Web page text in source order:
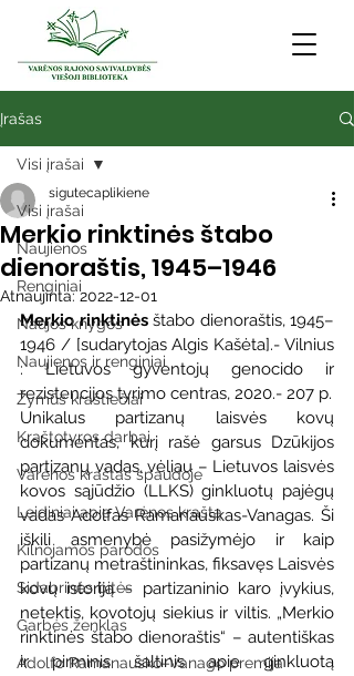
Įrašas
Visi įrašai
Naujienos
Renginiai
Naujos knygos
Naujienos ir renginiai
Žymūs kraštiečiai
Kraštotyros darbai
Varėnos kraštas spaudoje
Leidiniai apie Varėnos kraštą
Kilnojamos parodos
Sidabrinės bitės
Garbės ženklas
Adolfo Ramanausko–Vanago premija
Visi įrašai
Merkio rinktinės štabo
dienoraštis, 1945–1946
sigutecaplikiene
Atnaujinta:2022-12-01
Merkio rinktinės štabo dienoraštis, 1945–
1946 / [sudarytojas Algis Kašėta].- Vilnius
: Lietuvos gyventojų genocido ir
rezistencijos tyrimo centras, 2020.- 207 p.
Unikalus partizanų laisvės kovų
dokumentas, kurį rašė garsus Dzūkijos
partizanų vadas, vėliau – Lietuvos laisvės
kovos sąjūdžio (LLKS) ginkluotų pajėgų
vadas Adolfas Ramanauskas-Vanagas. Ši
iškili asmenybė pasižymėjo ir kaip
partizanų metraštininkas, fiksavęs Laisvės
kovų istoriją – partizaninio karo įvykius,
netektis, kovotojų siekius ir viltis. „Merkio
rinktinės štabo dienoraštis“ – autentiškas
ir pirminis šaltinis apie ginkluotą